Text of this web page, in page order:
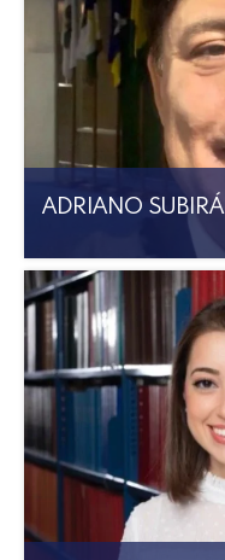
ADRIANO SUBIRÁ